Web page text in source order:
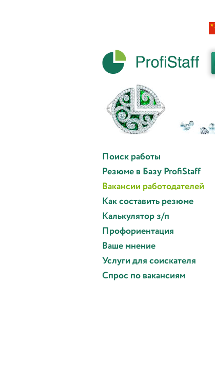
Поиск работы
Резюме в Базу ProfiStaff
Вакансии работодателей
Как составить резюме
Калькулятор з/п
Профориентация
Ваше мнение
Услуги для соискателя
Спрос по вакансиям